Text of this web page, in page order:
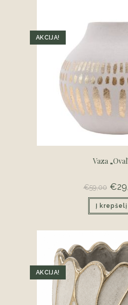
AKCIJA!
Vaza
€59,00
price
was:
€
Į krepšelį
AKCIJA!